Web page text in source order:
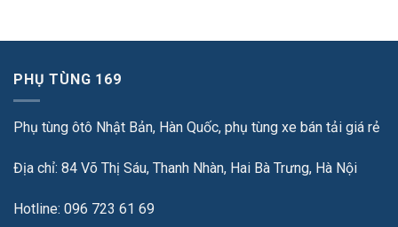
PHỤ TÙNG 169
Phụ tùng ôtô Nhật Bản, Hàn Quốc, phụ tùng xe bán tải giá rẻ
Địa chỉ: 84 Võ Thị Sáu, Thanh Nhàn, Hai Bà Trưng, Hà Nội
Hotline: 096 723 61 69